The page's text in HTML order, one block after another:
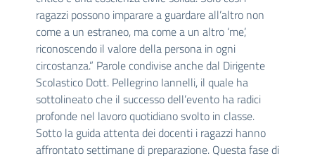
ragazzi possono imparare a guardare all’altro non
come a un estraneo, ma come a un altro ‘me’,
riconoscendo il valore della persona in ogni
circostanza.” Parole condivise anche dal Dirigente
Scolastico Dott. Pellegrino Iannelli, il quale ha
sottolineato che il successo dell’evento ha radici
profonde nel lavoro quotidiano svolto in classe.
Sotto la guida attenta dei docenti i ragazzi hanno
affrontato settimane di preparazione. Questa fase di